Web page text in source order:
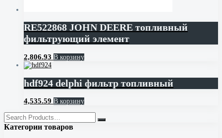
RE522868 JOHN DEERE топливный
фильтрующий элемент
2,806.93 В корзину
hdf924 delphi фильтр топливный
4,535.59 В корзину
Категории товаров